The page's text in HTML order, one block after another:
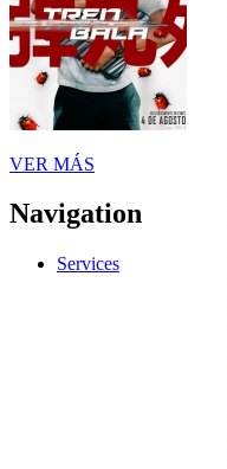
VER MÁS
Navigation
Services